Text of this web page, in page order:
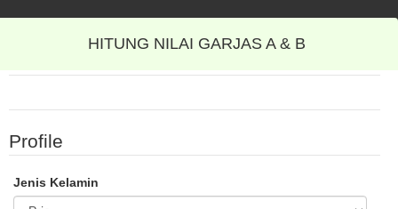
HITUNG NILAI GARJAS A & B
Profile
Jenis Kelamin